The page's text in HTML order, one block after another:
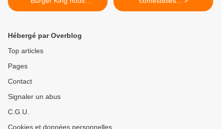
surprennent...
Hébergé par Overblog
Top articles
Pages
Contact
Signaler un abus
C.G.U.
Cookies et données personnelles